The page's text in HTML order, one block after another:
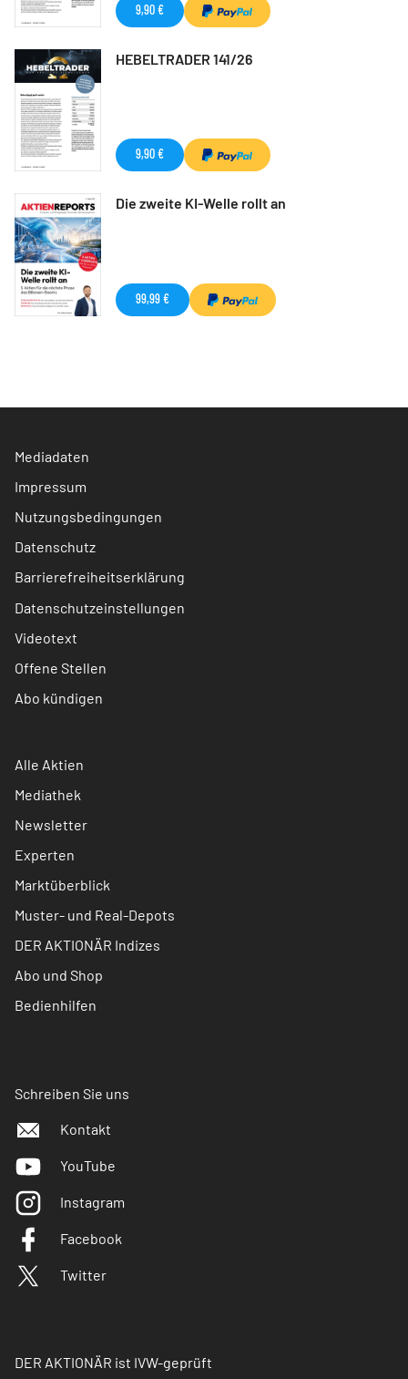
9,90 €
HEBELTRADER 141/26
9,90 €
Die zweite KI-Welle rollt an
99,99 €
Mediadaten
Impressum
Nutzungsbedingungen
Datenschutz
Barrierefreiheitserklärung
Datenschutzeinstellungen
Videotext
Offene Stellen
Abo kündigen
Alle Aktien
Mediathek
Newsletter
Experten
Marktüberblick
Muster- und Real-Depots
DER AKTIONÄR Indizes
Abo und Shop
Bedienhilfen
Schreiben Sie uns
Kontakt
YouTube
Instagram
Facebook
Twitter
DER AKTIONÄR ist IVW-geprüft